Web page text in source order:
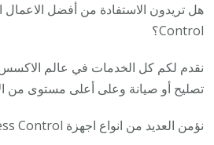
Control؟
نقدم لكم كل الخدمات في عالم
تصليح أو صيانة وعلى أعلى مستوى من
نؤمن العديد من انواع اجهزة Access Control ومنها: